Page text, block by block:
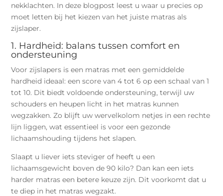
nekklachten. In deze blogpost leest u waar u precies op
moet letten bij het kiezen van het juiste matras als
zijslaper.
1. Hardheid: balans tussen comfort en
ondersteuning
Voor zijslapers is een matras met een gemiddelde
hardheid ideaal: een score van 4 tot 6 op een schaal van 1
tot 10. Dit biedt voldoende ondersteuning, terwijl uw
schouders en heupen licht in het matras kunnen
wegzakken. Zo blijft uw wervelkolom netjes in een rechte
lijn liggen, wat essentieel is voor een gezonde
lichaamshouding tijdens het slapen.
Slaapt u liever iets steviger of heeft u een
lichaamsgewicht boven de 90 kilo? Dan kan een iets
harder matras een betere keuze zijn. Dit voorkomt dat u
te diep in het matras wegzakt.